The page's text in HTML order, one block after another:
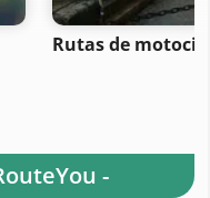
Rutas de
-